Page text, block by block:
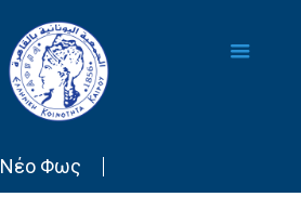
Νέο Φως